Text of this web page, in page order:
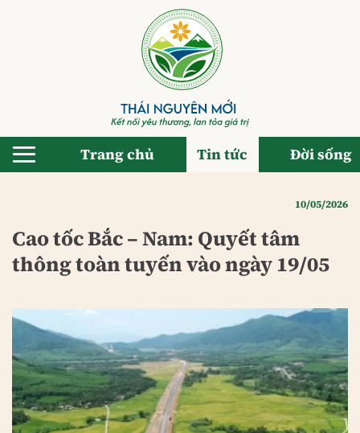
Trang chủ Tin tức Đời sống
10/05/2026
Cao tốc Bắc – Nam: Quyết tâm
thông toàn tuyến vào ngày 19/05